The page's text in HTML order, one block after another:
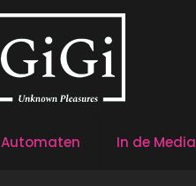
Automaten In de Media